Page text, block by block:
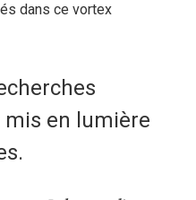
dans ce vortex
en lumière